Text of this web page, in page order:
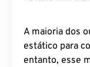
A maioria dos
estático para
entanto, esse